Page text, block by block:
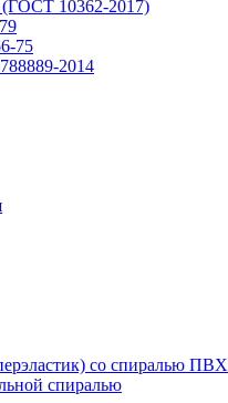
10362-2017)
75
2014
со спиралью ПВХ
спиралью